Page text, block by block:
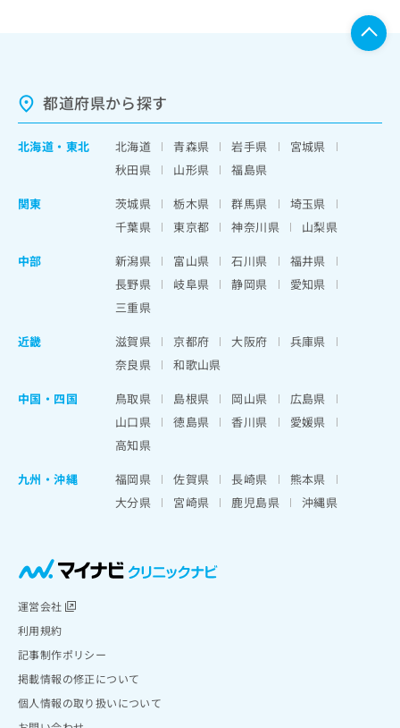
都道府県から探す
北海道 ・ 東北 北海道 青森県 岩手県
宮城県
秋田県
山形県
福島県
関東
茨城県 栃木県 群馬県
埼玉県
千葉県
東京都 神奈川県
山梨県
中部
新潟県 富山県 石川県
福井県
長野県
岐阜県 静岡県
愛知県
三重県
近畿
滋賀県 京都府 大阪府
兵庫県
奈良県
和歌山県
中国・四国
鳥取県 島根県 岡山県
広島県
山口県
徳島県 香川県
愛媛県
高知県
九州・沖縄
福岡県 佐賀県 長崎県
熊本県
大分県
宮崎県 鹿児島県 沖縄県
運営会社
利用規約
記事制作ポリシー
掲載情報の修正について
個人情報の取り扱いについて